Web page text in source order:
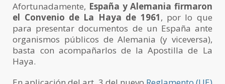
Afortunadamente, España y Alemania firmaron
el Convenio de La Haya de 1961, por lo que
para presentar documentos de un España ante
organismos públicos de Alemania (y viceversa),
basta con acompañarlos de la Apostilla de La
Haya.